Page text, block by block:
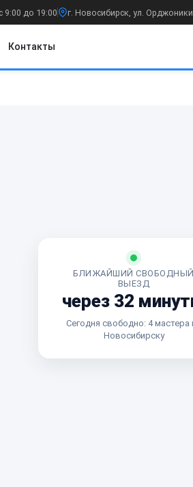
9:00 до 19:00 г. Новосибирск, ул.
Контакты
БЛИЖАЙШИЙ СВОБОДНЫЙ
ВЫЕЗД
через 32
Сегодня свободно: 4 мастера
Новосибирску